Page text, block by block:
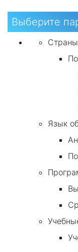
Выберите
Страны
Язык